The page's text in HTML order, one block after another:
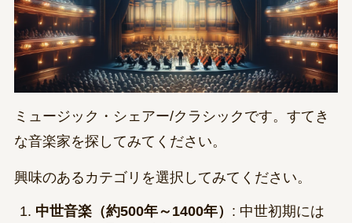
ミュージック・シェアー/クラシックです。すてき
な音楽家を探してみてください。
興味のあるカテゴリを選択してみてください。
中世音楽（約500年～1400年） : 中世初期には